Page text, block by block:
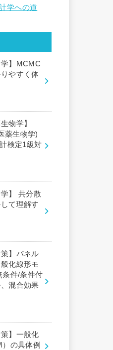
学への道
学】MCMC
やすく体
物学】
薬生物学)
検定1級対
学】 共分散
て理解す
策】パネル
化線形モ
条件/条件付
混合効果
策】一般化
の具体例